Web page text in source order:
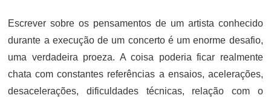
Escrever sobre os pensamentos de um artista conhecido
durante a execução de um concerto é um enorme desafio,
uma verdadeira proeza. A coisa poderia ficar realmente
chata com constantes referências a ensaios, acelerações,
desacelerações, dificuldades técnicas, relação com o